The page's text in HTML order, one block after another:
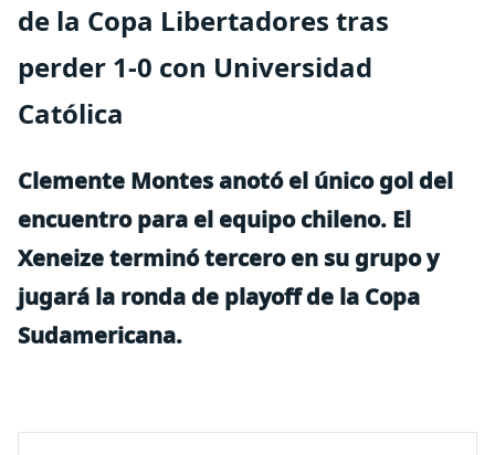
de la Copa Libertadores tras
perder 1-0 con Universidad
Católica
Clemente Montes anotó el único gol del
encuentro para el equipo chileno. El
Xeneize terminó tercero en su grupo y
jugará la ronda de playoff de la Copa
Sudamericana.